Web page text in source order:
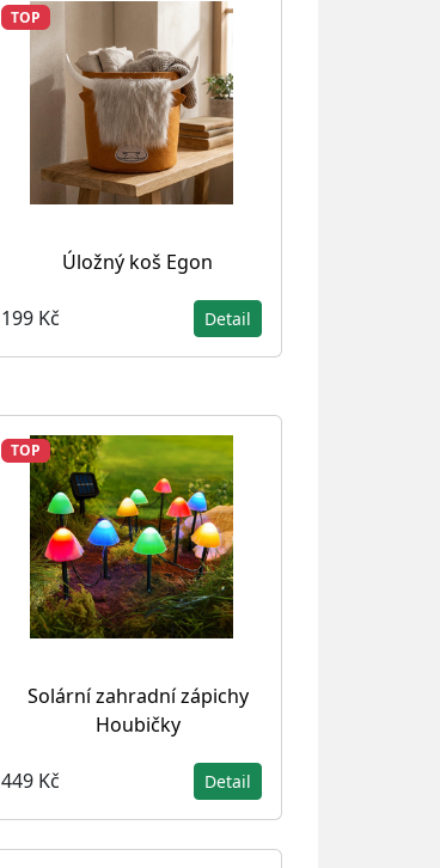
TOP
Úložný koš Egon
199 Kč Detail
TOP
Solární zahradní zápichy
Houbičky
449 Kč Detail